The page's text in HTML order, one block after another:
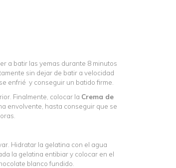
a batir las yemas durante 8 minutos
sin dejar de batir a velocidad
enfrié y conseguir un batido firme.
Finalmente, colocar la Crema de
envolvente, hasta conseguir que se
Hidratar la gelatina con el agua
la gelatina entibiar y colocar en el
blanco fundido.